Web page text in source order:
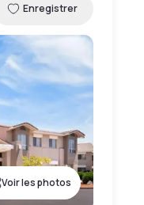
Enregistrer
Voir les photos